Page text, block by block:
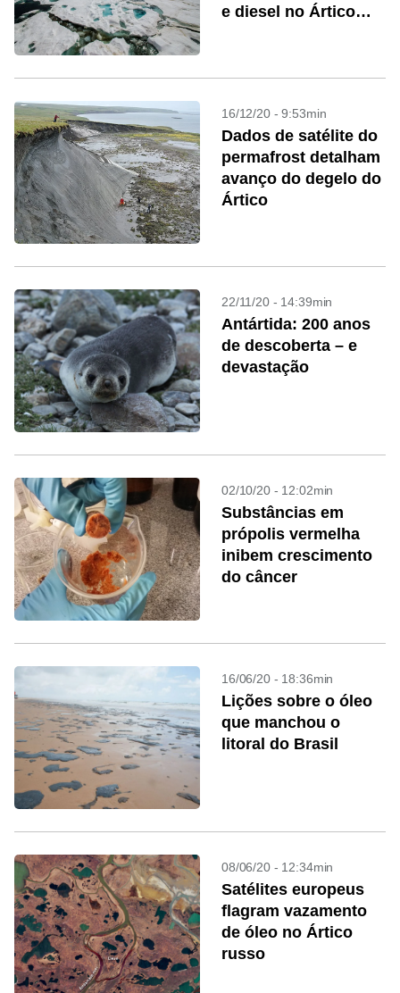
e diesel no Ártico
16/12/20 - 9:53min
Dados de satélite do
permafrost detalham
avanço do degelo do
Ártico
22/11/20 - 14:39min
Antártida: 200 anos
de descoberta – e
devastação
02/10/20 - 12:02min
Substâncias em
própolis vermelha
inibem crescimento
do câncer
16/06/20 - 18:36min
Lições sobre o óleo
que manchou o
litoral do Brasil
08/06/20 - 12:34min
Satélites europeus
flagram vazamento
de óleo no Ártico
russo